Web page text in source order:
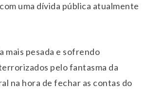
uma dívida pública atualmente
mais pesada e sofrendo
pelo fantasma da
na hora de fechar as contas do